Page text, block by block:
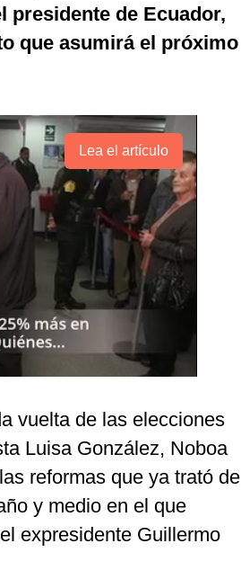
presidente de Ecuador,
que asumirá el próximo
Lea el artículo
vuelta de las elecciones
Luisa González, Noboa
reformas que ya trató de
y medio en el que
expresidente Guillermo